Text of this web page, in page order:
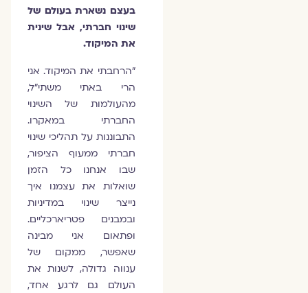
בעצם נשארת בעולם של
שינוי חברתי, אבל שינית
את המיקוד.
"הרחבתי את המיקוד. אני
הרי באתי משתי"ל,
מהעולמות של השינוי
החברתי במאקרו.
התבוננות על תהליכי שינוי
חברתי ממעוף הציפור,
שבו אנחנו כל הזמן
שואלות את עצמנו איך
נייצר שינוי במדיניות
ובמבנים פטריארכליים.
ופתאום אני מבינה
שאפשר, ממקום של
ענווה גדולה, לשנות את
העולם גם לרגע אחד,